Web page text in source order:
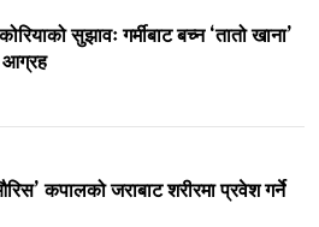
सुझावः गर्मीबाट बच्न ‘तातो खाना’
आग्रह
कपालको जराबाट शरीरमा प्रवेश गर्ने